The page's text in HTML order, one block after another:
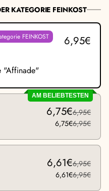
KATEGORIE FEINKOST
FEINKOST 6,95€
"Affinade"
AM BELIEBTESTEN
6,75€6,95€
6,75€6,95€
6,61€6,95€
6,61€6,95€